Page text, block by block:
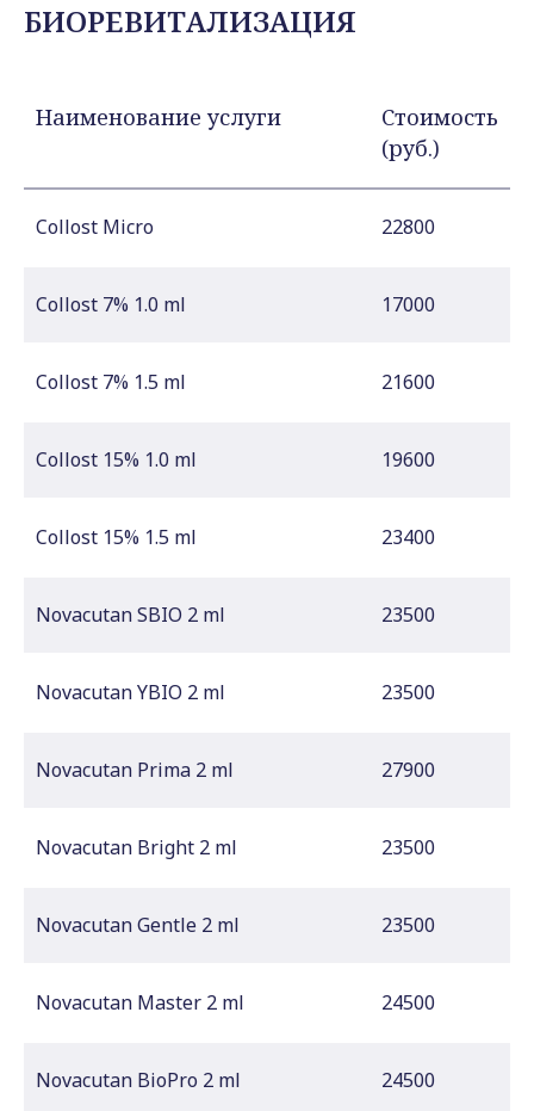
БИОРЕВИТАЛИЗАЦИЯ
Наименование услуги
Стоимость
(руб.)
Collost Micro 22800
Collost 7% 1.0 ml 17000
Collost 7% 1.5 ml 21600
Collost 15% 1.0 ml 19600
Collost 15% 1.5 ml 23400
Novacutan SBIO 2 ml 23500
Novacutan YBIO 2 ml 23500
Novacutan Prima 2 ml 27900
Novacutan Bright 2 ml 23500
Novacutan Gentle 2 ml 23500
Novacutan Master 2 ml 24500
Novacutan BioPro 2 ml 24500